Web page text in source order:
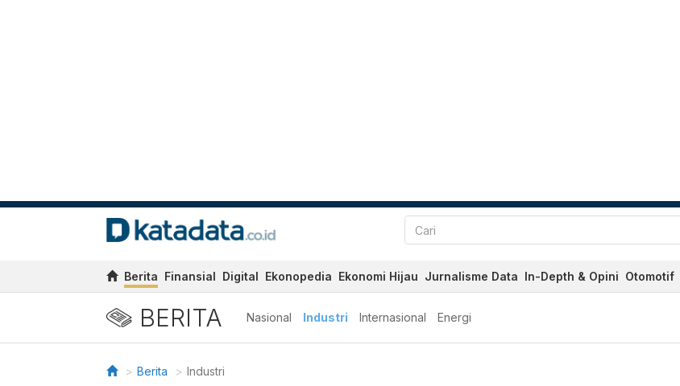
Berita Finansial Digital Ekonopedia Ekonomi Hijau Jurnalisme Data In-Depth & Opini Otomotif
BERITA Nasional Industri Internasional Energi
Berita Industri